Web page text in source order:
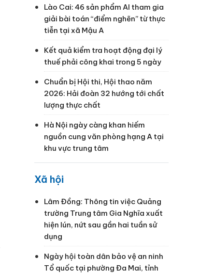
Lào Cai: 46 sản phẩm AI tham gia
giải bài toán “điểm nghẽn” từ thực
tiễn tại xã Mậu A
Kết quả kiểm tra hoạt động đại lý
thuế phải công khai trong 5 ngày
Chuẩn bị Hội thi, Hội thao năm
2026: Hải đoàn 32 hướng tới chất
lượng thực chất
Hà Nội ngày càng khan hiếm
nguồn cung văn phòng hạng A tại
khu vực trung tâm
Xã hội
Lâm Đồng: Thông tin việc Quảng
trường Trung tâm Gia Nghĩa xuất
hiện lún, nứt sau gần hai tuần sử
dụng
Ngày hội toàn dân bảo vệ an ninh
Tổ quốc tại phường Đa Mai, tỉnh